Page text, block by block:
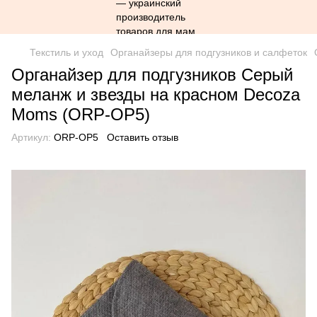
Текстиль и уход Органайзеры для подгузников и салфеток
Органайзер для подгузников Серый
меланж и звезды на красном Decoza
Moms (ORP-OP5)
Артикул: ORP-OP5 Оставить отзыв